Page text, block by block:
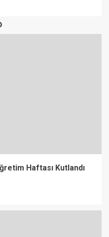
Haftası Kutlandı